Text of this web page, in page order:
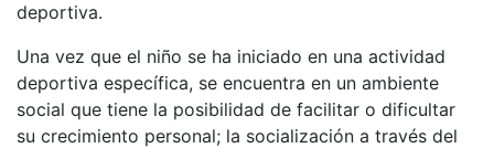
deportiva.
Una vez que el niño se ha iniciado en una actividad
deportiva específica, se encuentra en un ambiente
social que tiene la posibilidad de facilitar o dificultar
su crecimiento personal; la socialización a través del